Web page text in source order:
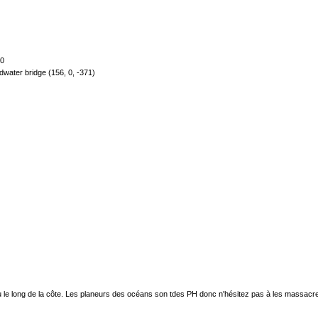
bridge (156, 0, -371)
long de la côte. Les planeurs des océans son tdes PH donc n'hésitez pas à les